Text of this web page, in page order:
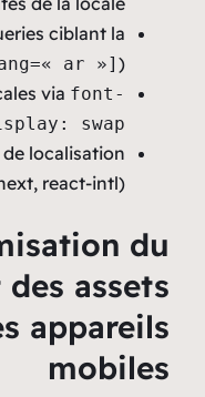
Implémenter des
langue (
Charger les
Intégrer une
dynamique
localisés